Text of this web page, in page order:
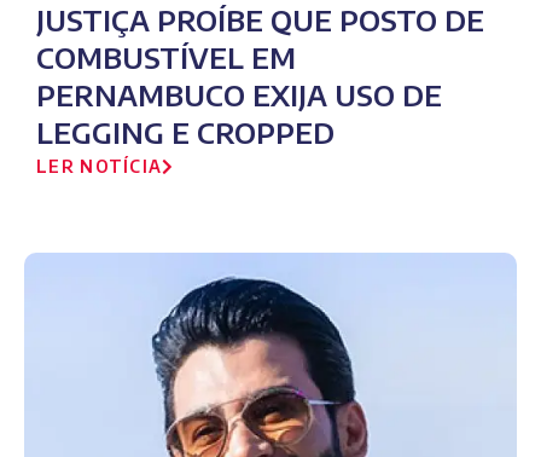
JUSTIÇA PROÍBE QUE POSTO DE
COMBUSTÍVEL EM
PERNAMBUCO EXIJA USO DE
LEGGING E CROPPED
LER NOTÍCIA